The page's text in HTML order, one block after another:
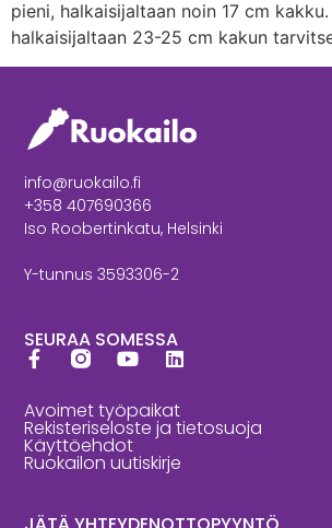
pieni, halkaisijaltaan noin 17 cm
halkaisijaltaan 23-25 cm kakun
info@ruokailo.fi
+358 407690366
Iso Roobertinkatu, Helsinki
Y-tunnus 3593306-2
SEURAA SOMESSA
Avoimet työpaikat
Rekisteriseloste ja tietosuoja
Käyttöehdot
Ruokailon uutiskirje